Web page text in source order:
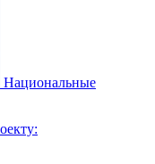
Национальные